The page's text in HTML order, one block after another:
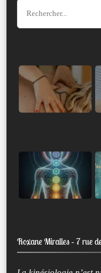
Roxane Miralles – 7 rue